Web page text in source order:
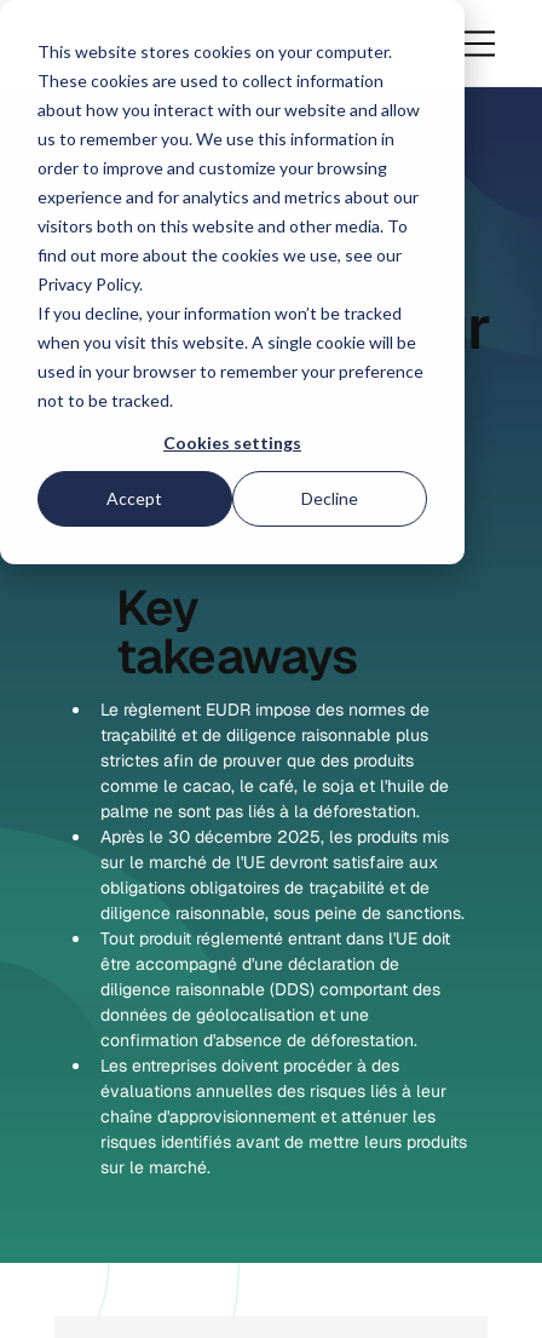
This website stores cookies on your computer.
These cookies are used to collect information
about how you interact with our website and allow
us to remember you. We use this information in
order to improve and customize your browsing
experience and for analytics and metrics about our
visitors both on this website and other media. To
find out more about the cookies we use, see our
Privacy Policy.
If you decline, your information won’t be tracked
when you visit this website. A single cookie will be
used in your browser to remember your preference
not to be tracked.
Cookies settings
Accept Decline
ARTICLE
EUDR 101 : Tout
ce que vous
devez savoir sur
la conformité
By Caoilinn O’kelly
4 août 2026
Key
takeaways
Le règlement EUDR impose des normes de
traçabilité et de diligence raisonnable plus
strictes afin de prouver que des produits
comme le cacao, le café, le soja et l'huile de
palme ne sont pas liés à la déforestation.
Après le 30 décembre 2025, les produits mis
sur le marché de l'UE devront satisfaire aux
obligations obligatoires de traçabilité et de
diligence raisonnable, sous peine de sanctions.
Tout produit réglementé entrant dans l'UE doit
être accompagné d'une déclaration de
diligence raisonnable (DDS) comportant des
données de géolocalisation et une
confirmation d'absence de déforestation.
Les entreprises doivent procéder à des
évaluations annuelles des risques liés à leur
chaîne d'approvisionnement et atténuer les
risques identifiés avant de mettre leurs produits
sur le marché.